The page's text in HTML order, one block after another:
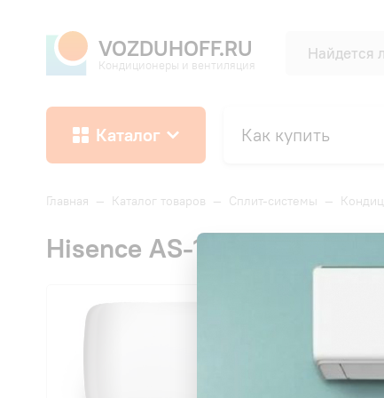
VOZDUHOFF.RU
Кондиционеры и вентиляция
Каталог Как купить
Главная — Каталог товаров — Сплит-системы —
Hisence AS-